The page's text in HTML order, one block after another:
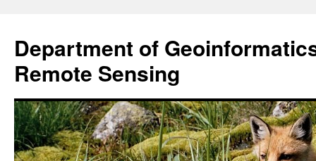
treści
Department of
Remote Sensing